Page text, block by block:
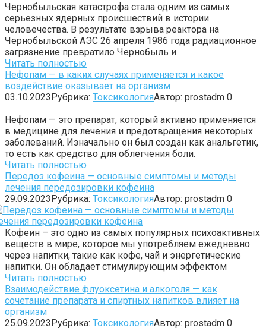
Чернобыльская катастрофа стала одним из самых
серьезных ядерных происшествий в истории
человечества. В результате взрыва реактора на
Чернобыльской АЭС 26 апреля 1986 года радиационное
загрязнение превратило Чернобыль и
Читать полностью
Нефопам — в каких случаях применяется и какое
воздействие оказывает на организм
03.10.2023Рубрика: ТоксикологияАвтор: prostadm 0
Нефопам — это препарат, который активно применяется
в медицине для лечения и предотвращения некоторых
заболеваний. Изначально он был создан как анальгетик,
то есть как средство для облегчения боли.
Читать полностью
Передоз кофеина — основные симптомы и методы
лечения передозировки кофеина
29.09.2023Рубрика: ТоксикологияАвтор: prostadm 0
Кофеин – это одно из самых популярных психоактивных
веществ в мире, которое мы употребляем ежедневно
через напитки, такие как кофе, чай и энергетические
напитки. Он обладает стимулирующим эффектом
Читать полностью
Взаимодействие флуоксетина и алкоголя — как
сочетание препарата и спиртных напитков влияет на
организм
25.09.2023Рубрика: ТоксикологияАвтор: prostadm 0